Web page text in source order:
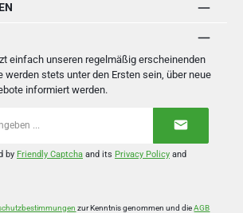
einfach unseren regelmäßig erscheinenden
werden stets unter den Ersten sein, über neue
informiert werden.
by Friendly Captcha and its Privacy Policy and
zur Kenntnis genommen und dieAGB